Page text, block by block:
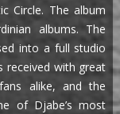
Circle. The album
albums. The
into a full studio
received with great
alike, and the
of Djabe’s most